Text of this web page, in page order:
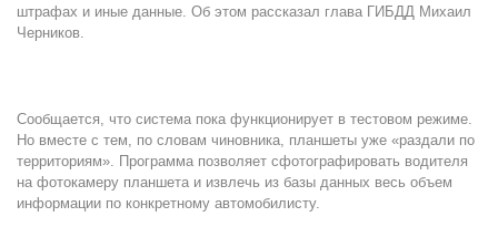
штрафах и иные данные. Об этом рассказал глава ГИБДД Михаил
Черников.
Сообщается, что система пока функционирует в тестовом режиме.
Но вместе с тем, по словам чиновника, планшеты уже «раздали по
территориям». Программа позволяет сфотографировать водителя
на фотокамеру планшета и извлечь из базы данных весь объем
информации по конкретному автомобилисту.